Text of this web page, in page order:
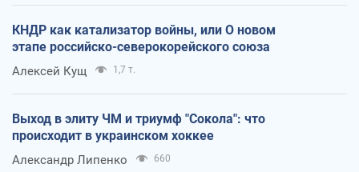
КНДР как катализатор войны, или О новом
этапе российско-северокорейского союза
Алексей Кущ 1,7 т.
Выход в элиту ЧМ и триумф "Сокола": что
происходит в украинском хоккее
Александр Липенко 660